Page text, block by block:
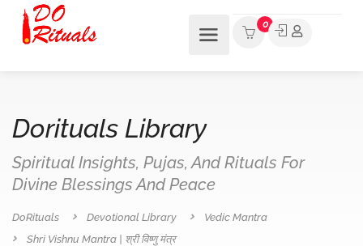
0
Dorituals Library
Spiritual Insights, Pujas, And Rituals For
Divine Blessings And Peace
DoRituals Devotional Library
Vedic Mantra
Shri Vishnu Mantra | श्री विष्णु मंत्र